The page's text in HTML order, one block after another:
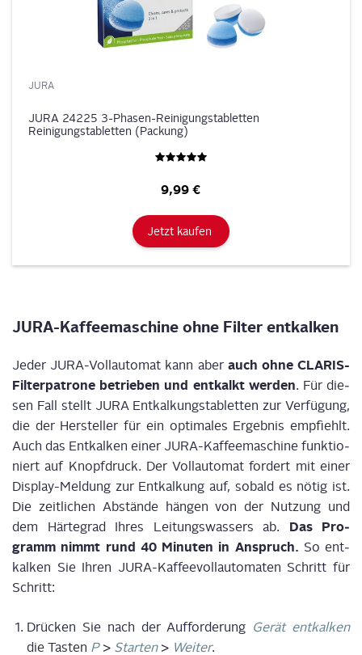
JURA
JURA 24225 3-Phasen-Reinigungstabletten
Reinigungstabletten (Packung)
9,99 €
Jetzt kaufen
JURA-Kaf­fee­ma­schi­ne ohne Fil­ter entkalken
Jeder JURA-Voll­au­to­mat kann aber auch ohne CLA­RIS-
Fil­ter­pa­tro­ne betrie­ben und ent­kalkt wer­den. Für die­
sen Fall stellt JURA Ent­kal­kungs­ta­blet­ten zur Ver­fü­gung,
die der Her­stel­ler für ein opti­ma­les Ergeb­nis emp­fiehlt.
Auch das Ent­kal­ken einer JURA-Kaf­fee­ma­schi­ne funk­tio­
niert auf Knopf­druck. Der Voll­au­to­mat for­dert mit einer
Dis­play-Mel­dung zur Ent­kal­kung auf, sobald es nötig ist.
Die zeit­li­chen Abstän­de hän­gen von der Nut­zung und
dem Här­te­grad Ihres Lei­tungs­was­sers ab. Das Pro­
gramm nimmt rund 40 Minu­ten in Anspruch. So ent­
kal­ken Sie Ihren JURA-Kaf­fee­voll­au­to­ma­ten Schritt für
Schritt:
Drü­cken Sie nach der Auf­for­de­rung Gerät ent­kal­ken
die Tas­ten P> Star­ten> Wei­ter.